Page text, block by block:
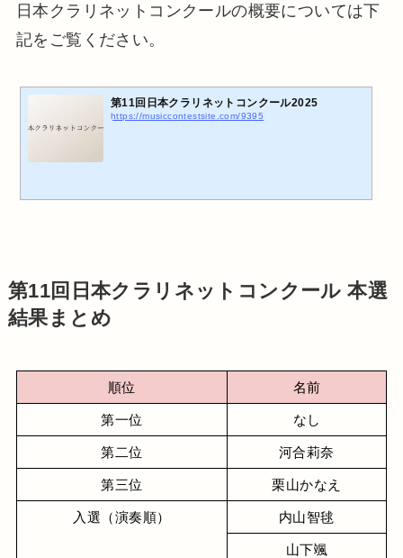
日本クラリネットコンクールの概要については下
記をご覧ください。
第11回日本クラリネットコンクール2025
https://musiccontestsite.com/9395
第11回日本クラリネットコンクール 本選
結果まとめ
順位 名前
第一位 なし
第二位 河合莉奈
第三位 栗山かなえ
入選（演奏順） 内山智毬
山下颯